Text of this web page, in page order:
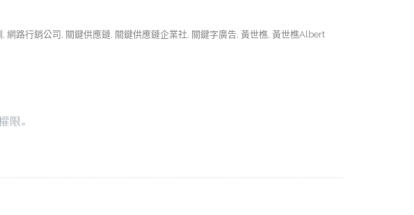
, 網路行銷公司 , 關鍵供應鏈, 關鍵供應鏈企業社, 關鍵字廣告, 黃世樵, 黃世樵Albert